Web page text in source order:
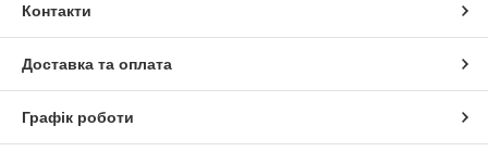
Контакти
Доставка та оплата
Графік роботи